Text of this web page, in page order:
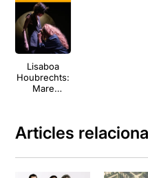
Lisaboa
Houbrechts:
Mare
Articles